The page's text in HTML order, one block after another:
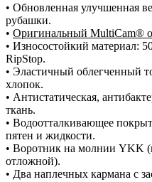
• Обновленная улучшенная
рубашки.
• Оригинальный MultiCam®
• Износостойкий материал:
RipStop.
• Эластичный облегченный
хлопок.
• Антистатическая,
ткань.
• Водоотталкивающее
пятен и жидкости.
• Воротник на молнии YKK
отложной).
• Два наплечных кармана с